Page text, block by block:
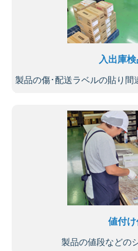
入出庫
製品の傷･配送ラベルの貼り間
値付
製品の値段などの